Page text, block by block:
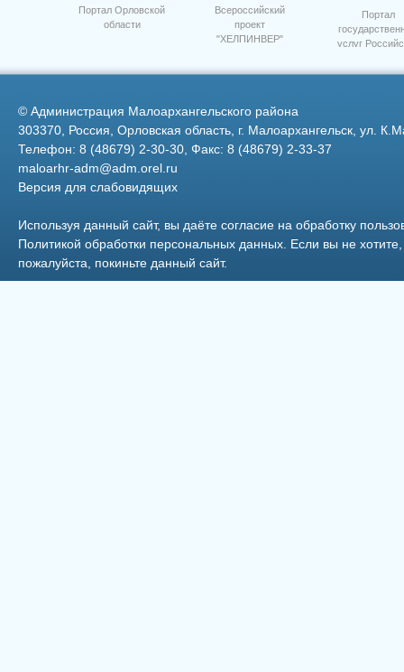
Портал Орловской
области
Всероссийский
проект
"ХЕЛПИНВЕР"
Портал
услуг
© Администрация Малоархангельского района
303370, Россия, Орловская область, г. Малоархангельск, ул.
Телефон: 8 (48679) 2-30-30, Факс: 8 (48679) 2-33-37
maloarhr-adm@adm.orel.ru
Версия для слабовидящих
Используя данный сайт, вы даёте согласие на обработку
Политикой обработки персональных данных . Если вы не
пожалуйста, покиньте данный сайт.